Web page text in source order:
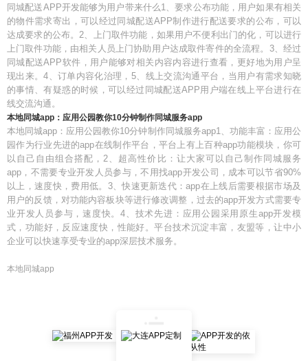
同城配送APP开发能够为用户带来什么1、要求公布功能，用户如果有相关
的物件需求寄出，可以经过同城配送APP制作进行配送要求的公布，可以
达成要求的公布。2、上门取件功能，如果用户不便利出门的化，可以进行
上门取件功能，由相关人员上门协助用户达成取件寄件的全流程。3、经过
同城配送APP软件，用户能够对相关内容内容进行查看，更好地为用户呈
现出来。4、订单内容化治理，5、线上交流沟通平台，当用户有需求知晓
的事情、有疑惑的时候，可以经过同城配送APP用户端在线上平台进行在
线交流沟通。
本地同城app：应用公园教你10分钟制作同城服务app
本地同城app：应用公园教你10分钟制作同城服务app1、功能丰富：应用公
园作为行业先进的app在线制作平台，平台上有上百种app功能模块，你可
以自己自由组合搭配，2、超高性价比：让大家可以自己制作同城服务
app，不需要专业开发人员参与，不用找app开发公司，成本可以节省90%
以上，速度快，费用低。3、快速更新迭代：app在上线后需要根据市场及
用户的反馈，对功能内容板块等进行修改调整，过去的app开发方式需要专
业开发人员参与，速度快。4、技术先进：应用公园采用原生app开发模
式，功能好，反应速度快，性能好。平台技术沉淀丰富，友盟等，让中小
企业可以快速享受专业的app深层技术服务。
本地同城app